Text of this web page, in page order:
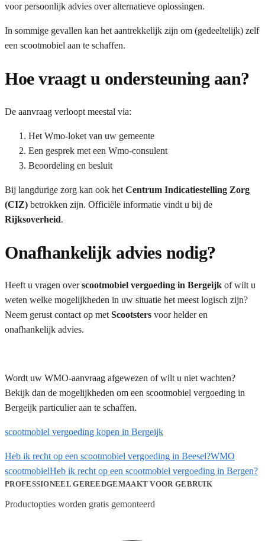
voor persoonlijk advies over alternatieve oplossingen.
In sommige gevallen kan het aantrekkelijk zijn om (gedeeltelijk) zelf
een scootmobiel aan te schaffen.
Hoe vraagt u ondersteuning aan?
De aanvraag verloopt meestal via:
Het Wmo-loket van uw gemeente
Een gesprek met een Wmo-consulent
Beoordeling en besluit
Bij langdurige zorg kan ook het Centrum Indicatiestelling Zorg
(CIZ) betrokken zijn. Officiële informatie vindt u bij de
Rijksoverheid.
Onafhankelijk advies nodig?
Heeft u vragen overscootmobiel vergoeding in Bergeijk of wilt u
weten welke mogelijkheden in uw situatie het meest logisch zijn?
Neem gerust contact op metScootsters voor helder en
onafhankelijk advies.
Wordt uw WMO-aanvraag afgewezen of wilt u niet wachten?
Bekijk dan de mogelijkheden om een scootmobiel vergoeding in
Bergeijk particulier aan te schaffen.
scootmobiel vergoeding kopen in Bergeijk
Heb ik recht op een scootmobiel vergoeding in Beesel?WMO
scootmobielHeb ik recht op een scootmobiel vergoeding in Bergen?
PROFESSIONEEL GEREEDGEMAAKT VOOR GEBRUIK
Productopties worden gratis gemonteerd